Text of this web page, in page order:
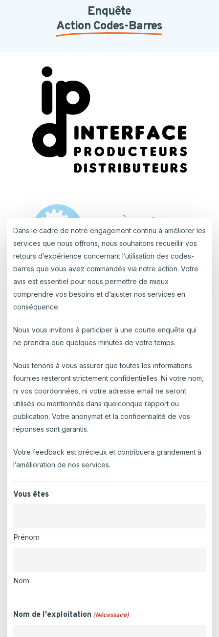
Enquête
Action Codes-Barres
Dans le cadre de notre engagement continu à améliorer les
services que nous offrons, nous souhaitons recueillir vos
retours d’expérience concernant l’utilisation des codes-
barres que vous avez commandés via notre action. Votre
avis est essentiel pour nous permettre de mieux
comprendre vos besoins et d’ajuster nos services en
conséquence.
Nous vous invitons à participer à une courte enquête qui
ne prendra que quelques minutes de votre temps.
Nous tenons à vous assurer que toutes les informations
fournies resteront strictement confidentielles. Ni votre nom,
ni vos coordonnées, ni votre adresse email ne seront
utilisés ou mentionnés dans quelconque rapport ou
publication. Votre anonymat et la confidentialité de vos
réponses sont garantis.
Votre feedback est précieux et contribuera grandement à
l’amélioration de nos services.
Vous êtes
Prénom
Nom
Nom de l'exploitation (Nécessaire)